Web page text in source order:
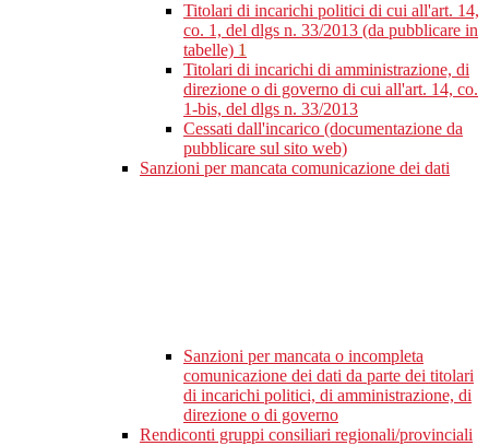
Titolari di incarichi politici di cui all'art. 14,
co. 1, del dlgs n. 33/2013 (da pubblicare in
tabelle) 1
Titolari di incarichi di amministrazione, di
direzione o di governo di cui all'art. 14, co.
1-bis, del dlgs n. 33/2013
Cessati dall'incarico (documentazione da
pubblicare sul sito web)
Sanzioni per mancata comunicazione dei dati
Sanzioni per mancata o incompleta
comunicazione dei dati da parte dei titolari
di incarichi politici, di amministrazione, di
direzione o di governo
Rendiconti gruppi consiliari regionali/provinciali